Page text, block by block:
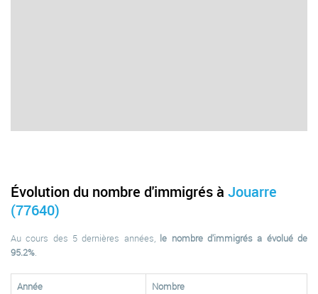
Évolution du nombre d'immigrés à Jouarre
(77640)
Au cours des 5 dernières années, le nombre d'immigrés a évolué de
95.2%.
Année
Nombre